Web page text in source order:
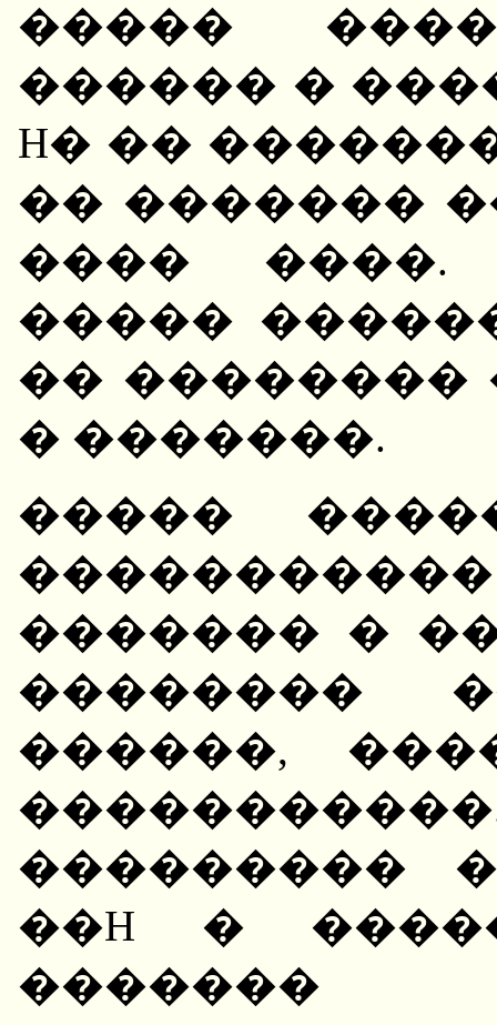
�����
������ �
H� ��
�� �������
���� ����.
�����
�� ��������
� �������.
�����
������� �
��������
������,
���������
��H �